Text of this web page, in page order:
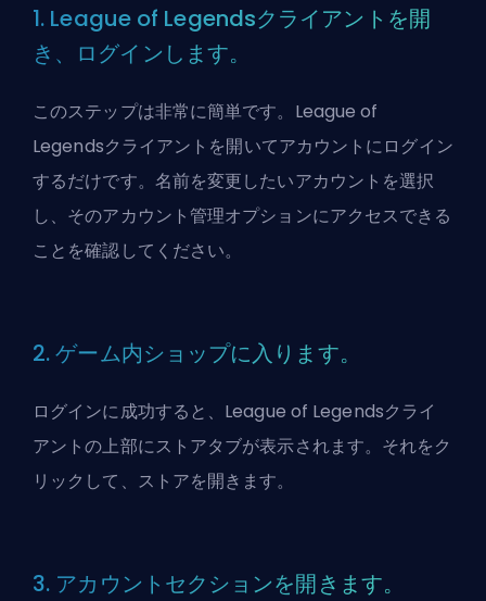
1. League of Legendsクライアントを開
き、ログインします。
このステップは非常に簡単です。League of
Legendsクライアントを開いてアカウントにログイン
するだけです。名前を変更したいアカウントを選択
し、そのアカウント管理オプションにアクセスできる
ことを確認してください。
2. ゲーム内ショップに入ります。
ログインに成功すると、League of Legendsクライ
アントの上部にストアタブが表示されます。それをク
リックして、ストアを開きます。
3. アカウントセクションを開きます。